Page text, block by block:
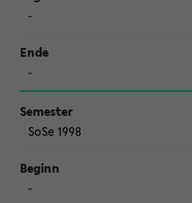
-
-
SoSe 1998
-